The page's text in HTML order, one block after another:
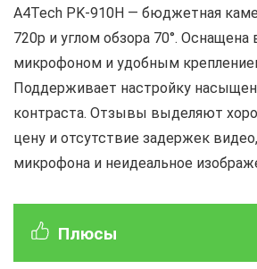
A4Tech PK-910H — бюджетная
720p и углом обзора 70°.
микрофоном и удобным
Поддерживает настройку
контраста. Отзывы выделяют
цену и отсутствие задержек
микрофона и неидеальное
Плюсы